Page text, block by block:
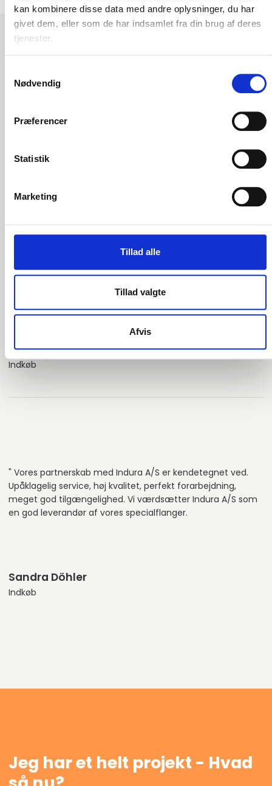
kan kombinere disse data med andre oplysninger, du har
givet dem, eller som de har indsamlet fra din brug af deres
tjenester.
Nødvendig
Præferencer
Statistik
Marketing
Tillad alle
Tillad valgte
Afvis
Derfor vælger vores kunder
ForrigeNæste
kommunikation fra INDURA gennem hele vores partnerskab.
Uanset forespørgsel eller problem har de været hurtige og
de bedst mulige resultater.
Mario Sunjic
Indkøb
" Vores partnerskab med Indura A/S er kendetegnet ved.
Upåklagelig service, høj kvalitet, perfekt forarbejdning,
meget god tilgængelighed. Vi værdsætter Indura A/S som
en god leverandør af vores specialflanger.
Sandra Döhler
Indkøb
Jeg har et helt projekt - Hvad